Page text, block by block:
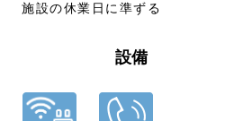
施設の休業日に準ずる
設備